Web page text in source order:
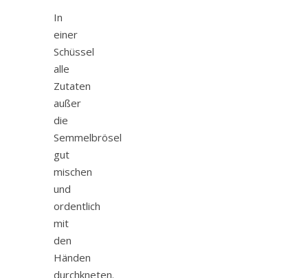
In
einer
Schüssel
alle
Zutaten
außer
die
Semmelbrösel
gut
mischen
und
ordentlich
mit
den
Händen
durchkneten.